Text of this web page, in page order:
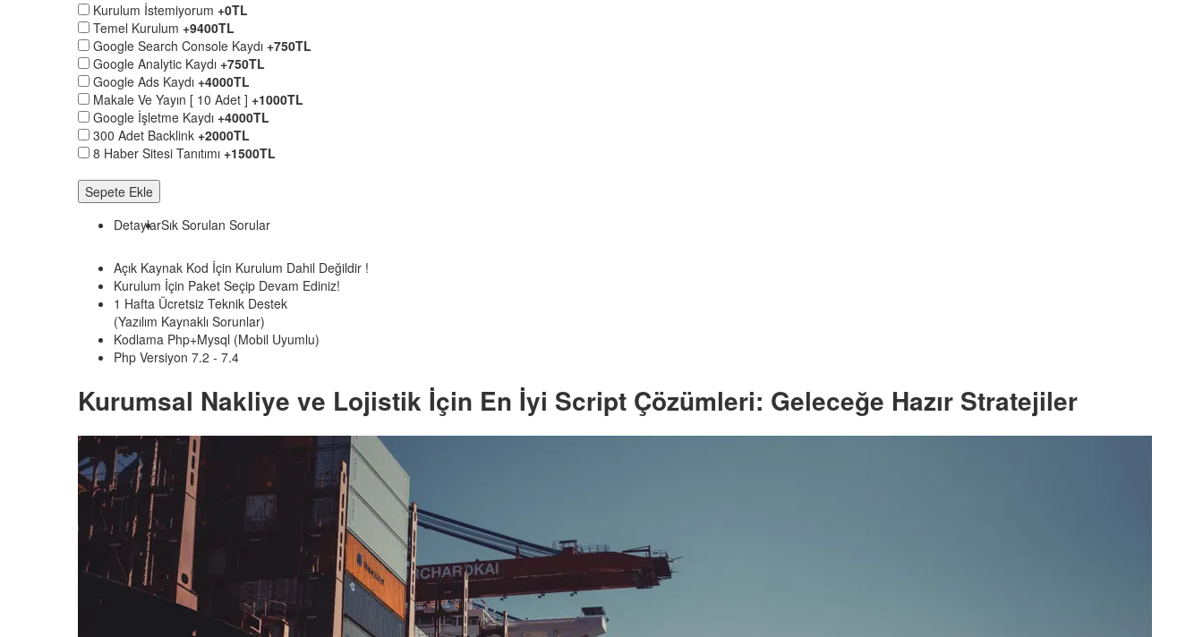
Kurulum İstemiyorum +0TL
Temel Kurulum +9400TL
Google Search Console Kaydı +750TL
Google Analytic Kaydı +750TL
Google Ads Kaydı +4000TL
Makale Ve Yayın [ 10 Adet ] +1000TL
Google İşletme Kaydı +4000TL
300 Adet Backlink +2000TL
8 Haber Sitesi Tanıtımı +1500TL
Sepete Ekle
DetaylarSık Sorulan Sorular
Açık Kaynak Kod İçin Kurulum Dahil Değildir !
Kurulum İçin Paket Seçip Devam Ediniz!
1 Hafta Ücretsiz Teknik Destek
(Yazılım Kaynaklı Sorunlar)
Kodlama Php+Mysql (Mobil Uyumlu)
Php Versiyon 7.2 - 7.4
Kurumsal Nakliye ve Lojistik İçin En İyi Script Çözümleri: Geleceğe Hazır Stratejiler